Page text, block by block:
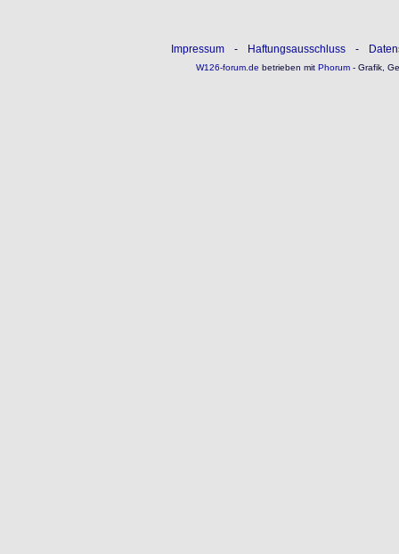
Impressum - Haftungsausschluss -
W126-forum.de betrieben mitPhorum- Grafik,